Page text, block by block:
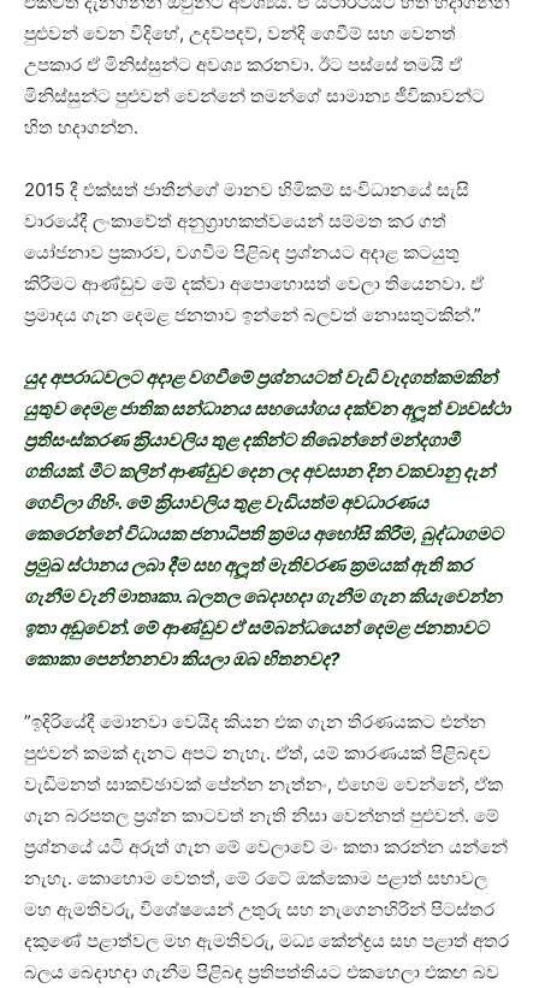
පුළුවන් වෙන විදිහේ, උදව්පදව්, වන්දි ගෙවීම් සහ වෙනත්
උපකාර ඒ මිනිස්සුන්ට අවශ්‍ය කරනවා. ඊට පස්සේ තමයි ඒ
මිනිස්සුන්ට පුළුවන් වෙන්නේ තමන්ගේ සාමාන්‍ය ජීවිකාවන්ට
හිත හදාගන්න.
2015 දී එක්සත් ජාතීන්ගේ මානව හිමිකම් සංවිධානයේ සැසි
වාරයේදී ලංකාවේත් අනුග‍්‍රාහකත්වයෙන් සම්මත කර ගත්
යෝජනාව ප‍්‍රකාරව, වගවීම පිළිබඳ ප‍්‍රශ්නයට අදාළ කටයුතු
කිරීමට ආණ්ඩුව මේ දක්වා අපොහොසත් වෙලා තියෙනවා. ඒ
ප‍්‍රමාදය ගැන දෙමළ ජනතාව ඉන්නේ බලවත් නොසතුටකින්.”
යුද අපරාධවලට අදාළ වගවීමේ ප‍්‍රශ්නයටත් වැඩි වැදගත්කමකින්
යුතුව දෙමළ ජාතික සන්ධානය සහයෝගය දක්වන අලූත් ව්‍යවස්ථා
ප‍්‍රතිසංස්කරණ ක‍්‍රියාවලිය තුළ දකින්ට තිබෙන්නේ මන්දගාමී
ගතියක්. මීට කලින් ආණ්ඩුව දෙන ලද අවසාන දින වකවානු දැන්
ගෙවිලා ගිහිං. මේ ක‍්‍රියාවලිය තුළ වැඩියත්ම අවධාරණය
කෙරෙන්නේ විධායක ජනාධිපති ක‍්‍රමය අහෝසි කිරීම, බුද්ධාගමට
ප‍්‍රමුඛ ස්ථානය ලබා දීම සහ අලූත් මැතිවරණ ක‍්‍රමයක් ඇති කර
ගැනීම වැනි මාතෘකා. බලතල බෙදාහදා ගැනීම ගැන කියැවෙන්න
ඉතා අඩුවෙන්. මේ ආණ්ඩුව ඒ සම්බන්ධයෙන් දෙමළ ජනතාවට
කොකා පෙන්නනවා කියලා ඔබ හිතනවද?
”ඉදිරියේදී මොනවා වෙයිද කියන එක ගැන තීරණයකට එන්න
පුළුවන් කමක් දැනට අපට නැහැ. ඒත්, යම් කාරණයක් පිළිබඳව
වැඩිමනත් සාකච්ඡාවක් පේන්න නැත්නං, එහෙම වෙන්නේ, ඒක
ගැන බරපතල ප‍්‍රශ්න කාටවත් නැති නිසා වෙන්නත් පුළුවන්. මේ
ප‍්‍රශ්නයේ යටි අරුත් ගැන මේ වෙලාවේ මං කතා කරන්න යන්නේ
නැහැ. කොහොම වෙතත්, මේ රටේ ඔක්කොම පළාත් සභාවල
මහ ඇමතිවරු, විශේෂයෙන් උතුරු සහ නැගෙනහිරින් පිටස්තර
දකුණේ පළාත්වල මහ ඇමතිවරු, මධ්‍ය කේන්ද්‍රය සහ පළාත් අතර
බලය බෙදාහදා ගැනීම පිළිබඳ ප‍්‍රතිපත්තියට එකහෙලා එකඟ බව